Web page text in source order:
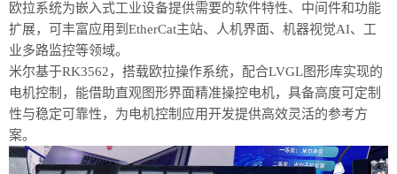
欧拉系统为嵌入式工业设备提供需要的软件特性、中间件和功能
扩展，可丰富应用到EtherCat主站、人机界面、机器视觉AI、工
业多路监控等领域。
米尔基于RK3562，搭载欧拉操作系统，配合LVGL图形库实现的
电机控制，能借助直观图形界面精准操控电机，具备高度可定制
性与稳定可靠性，为电机控制应用开发提供高效灵活的参考方
案。